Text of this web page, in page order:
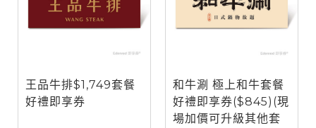
王品牛排$1,749套餐
好禮即享券
和牛涮 極上和牛套餐
好禮即享券($845)(現
場加價可升級其他套